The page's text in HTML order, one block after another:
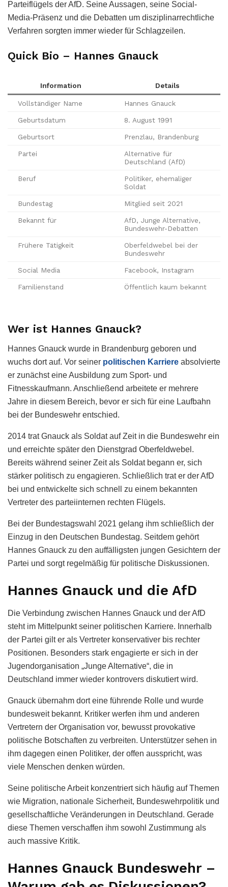
Parteiflügels der AfD. Seine Aussagen, seine Social-
Media-Präsenz und die Debatten um disziplinarrechtliche
Verfahren sorgten immer wieder für Schlagzeilen.
Quick Bio – Hannes Gnauck
Information Details
Vollständiger Name Hannes Gnauck
Geburtsdatum 8. August 1991
Geburtsort Prenzlau, Brandenburg
Partei
Alternative für
Deutschland (AfD)
Beruf
Politiker, ehemaliger
Soldat
Bundestag Mitglied seit 2021
Bekannt für
AfD, Junge Alternative,
Bundeswehr-Debatten
Frühere Tätigkeit
Oberfeldwebel bei der
Bundeswehr
Social Media Facebook, Instagram
Familienstand Öffentlich kaum bekannt
Wer ist Hannes Gnauck?
Hannes Gnauck wurde in Brandenburg geboren und
wuchs dort auf. Vor seiner politischen Karriere absolvierte
er zunächst eine Ausbildung zum Sport- und
Fitnesskaufmann. Anschließend arbeitete er mehrere
Jahre in diesem Bereich, bevor er sich für eine Laufbahn
bei der Bundeswehr entschied.
2014 trat Gnauck als Soldat auf Zeit in die Bundeswehr ein
und erreichte später den Dienstgrad Oberfeldwebel.
Bereits während seiner Zeit als Soldat begann er, sich
stärker politisch zu engagieren. Schließlich trat er der AfD
bei und entwickelte sich schnell zu einem bekannten
Vertreter des parteiinternen rechten Flügels.
Bei der Bundestagswahl 2021 gelang ihm schließlich der
Einzug in den Deutschen Bundestag. Seitdem gehört
Hannes Gnauck zu den auffälligsten jungen Gesichtern der
Partei und sorgt regelmäßig für politische Diskussionen.
Hannes Gnauck und die AfD
Die Verbindung zwischen Hannes Gnauck und der AfD
steht im Mittelpunkt seiner politischen Karriere. Innerhalb
der Partei gilt er als Vertreter konservativer bis rechter
Positionen. Besonders stark engagierte er sich in der
Jugendorganisation „Junge Alternative“, die in
Deutschland immer wieder kontrovers diskutiert wird.
Gnauck übernahm dort eine führende Rolle und wurde
bundesweit bekannt. Kritiker werfen ihm und anderen
Vertretern der Organisation vor, bewusst provokative
politische Botschaften zu verbreiten. Unterstützer sehen in
ihm dagegen einen Politiker, der offen ausspricht, was
viele Menschen denken würden.
Seine politische Arbeit konzentriert sich häufig auf Themen
wie Migration, nationale Sicherheit, Bundeswehrpolitik und
gesellschaftliche Veränderungen in Deutschland. Gerade
diese Themen verschaffen ihm sowohl Zustimmung als
auch massive Kritik.
Hannes Gnauck Bundeswehr –